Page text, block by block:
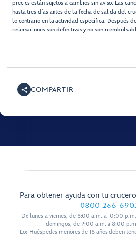
precios están sujetos a cambios sin aviso. Las
hasta tres días antes de la fecha de salida del
lo contrario en la actividad específica. Después
reservaciones son definitivas y no son
COMPARTIR
Para obtener ayuda con tu
0800-266-
De lunes a viernes, de 8:00 a.m. a 10:00
domingos, de 9:00 a.m. a 8:00
Los Huéspedes menores de 18 años deben